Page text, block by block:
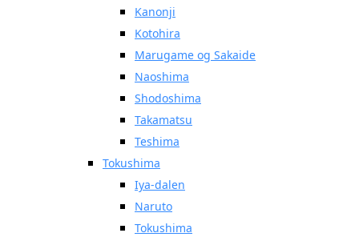
Kanonji
Kotohira
Marugame og Sakaide
Naoshima
Shodoshima
Takamatsu
Teshima
Tokushima
Iya-dalen
Naruto
Tokushima